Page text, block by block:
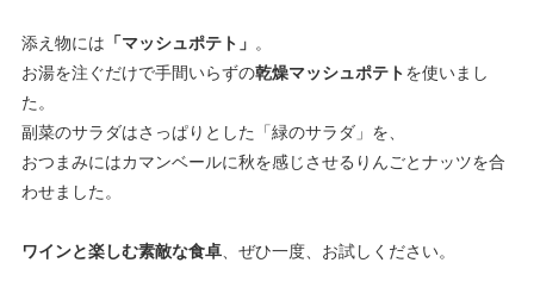
添え物には 「マッシュポテト」 。
お湯を注ぐだけで手間いらずの乾燥マッシュポテトを使いまし
た。
副菜のサラダはさっぱりとした「緑のサラダ」を、
おつまみにはカマンベールに秋を感じさせるりんごとナッツを合
わせました。
ワインと楽しむ素敵な食卓、ぜひ一度、お試しください。